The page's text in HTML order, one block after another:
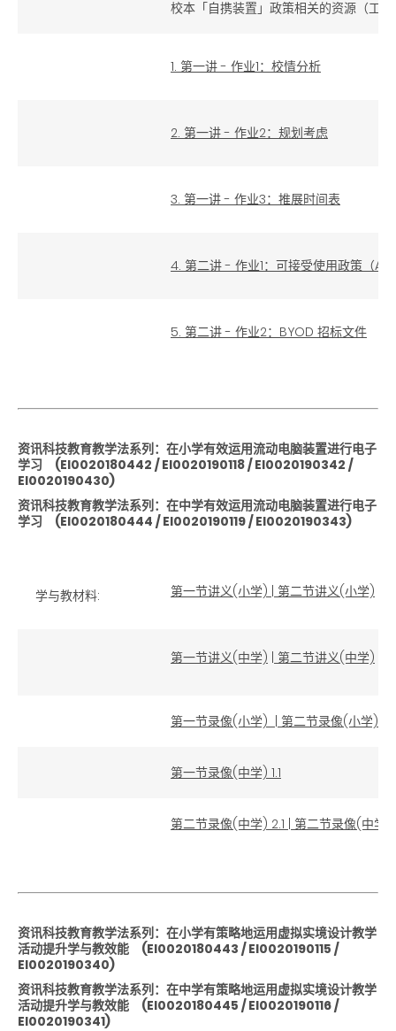
校本「自携装置」政策相关的资源（工
1. 第一讲 - 作业1：校情分析
2. 第一讲 - 作业2：规划考虑
3. 第一讲 - 作业3：推展时间表
4. 第二讲 - 作业1：可接受使用政策（
5. 第二讲 - 作业2：BYOD 招标文件
资讯科技教育教学法系列：在小学有效运用流动电脑装置进行电子
学习 (EI0020180442 / EI0020190118 / EI0020190342 /
EI0020190430)
资讯科技教育教学法系列：在中学有效运用流动电脑装置进行电子
学习 (EI0020180444 / EI0020190119 / EI0020190343)
学与教材料: 第一节讲义(小学) | 第二节讲义(小学)
第一节讲义(中学) | 第二节讲义(中学)
第一节录像(小学) | 第二节录像(小学)
第一节录像(中学) 1.1
第二节录像(中学) 2.1 | 第二节录像(中学)
资讯科技教育教学法系列：在小学有策略地运用虚拟实境设计教学
活动提升学与教效能 (EI0020180443 / EI0020190115 /
EI0020190340)
资讯科技教育教学法系列：在中学有策略地运用虚拟实境设计教学
活动提升学与教效能 (EI0020180445 / EI0020190116/
EI0020190341)